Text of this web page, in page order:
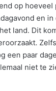
op
en
land. Dit
een paar
niet te